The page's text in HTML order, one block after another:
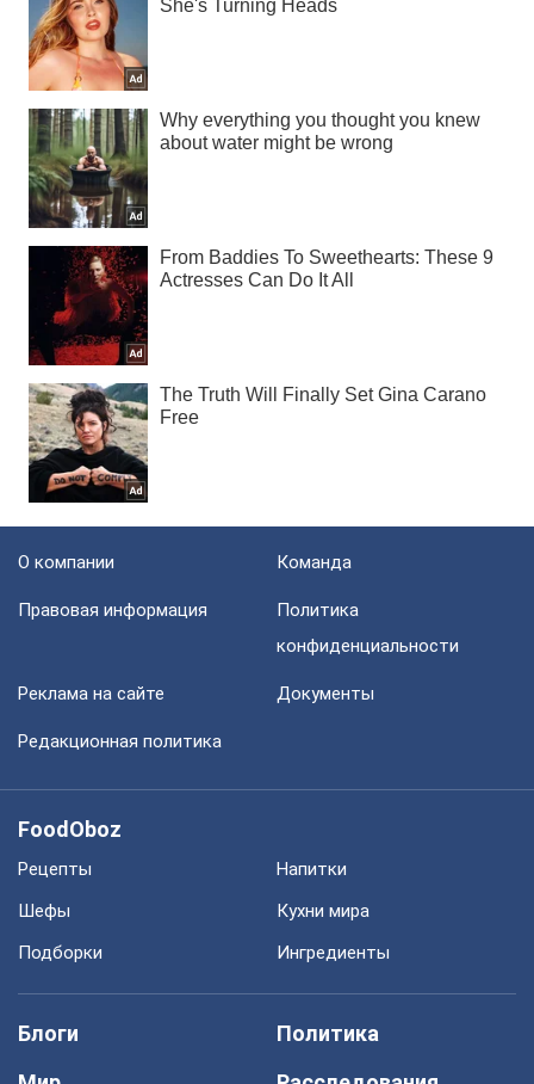
О компании Команда
Правовая информация
Политика
конфиденциальности
Реклама на сайте Документы
Редакционная политика
FoodOboz
Рецепты
Напитки
Шефы
Кухни мира
Подборки
Ингредиенты
Блоги
Политика